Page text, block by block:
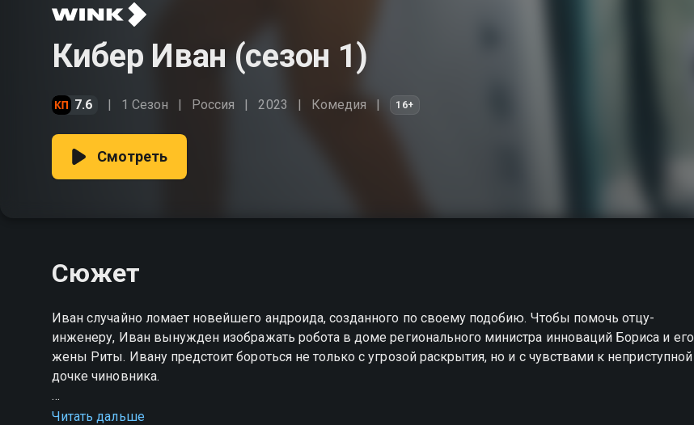
Кибер Иван (сезон 1)
7.6 1 Сезон Россия 2023 Комедия 16+
Смотреть
Сюжет
Иван случайно ломает новейшего андроида, созданного по своему подобию. Чтобы помочь отцу-
инженеру, Иван вынужден изображать робота в доме регионального министра инноваций Бориса и его
жены Риты. Ивану предстоит бороться не только с угрозой раскрытия, но и с чувствами к неприступной
дочке чиновника.
Посмотреть онлайн 1 сезон сериала Кибер Иван вы можете совершенно бесплатно в хорошем HD
Читать дальше